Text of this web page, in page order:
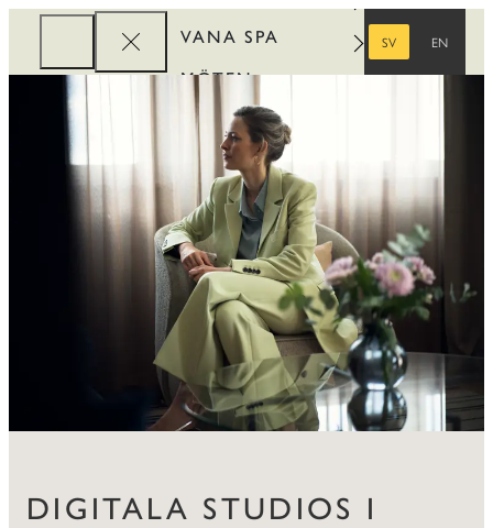
VANA SPA
MÖTEN
FÖRETAG
REWARDS
SV
EN
DIGITALA STUDIOS I